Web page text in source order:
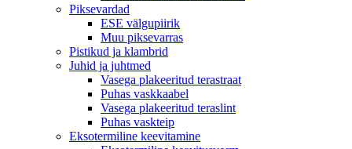
Piksevardad
ESE välgupiirik
Muu piksevarras
Pistikud ja klambrid
Juhid ja juhtmed
Vasega plakeeritud terastraat
Puhas vaskkaabel
Vasega plakeeritud teraslint
Puhas vaskteip
Eksotermiline keevitamine